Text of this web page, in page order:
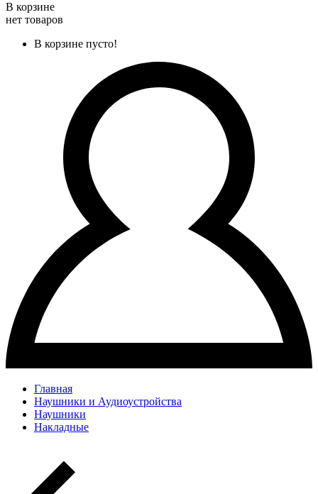
В корзине
нет товаров
В корзине пусто!
Главная
Наушники и Аудиоустройства
Наушники
Накладные